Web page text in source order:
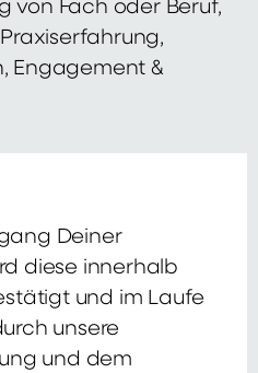
von Fach oder Beruf,
Engagement &
Deiner
diese innerhalb
und im Laufe
unsere
und dem